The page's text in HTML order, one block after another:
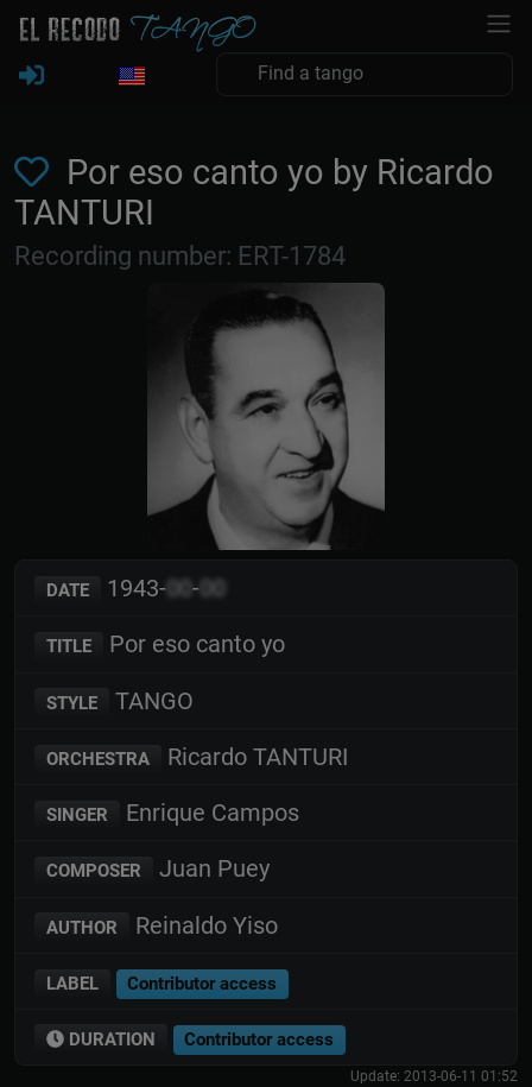
Por eso canto yo by Ricardo
TANTURI
Recording number: ERT-1784
DATE 1943-00 -00
TITLE Por eso canto yo
STYLE TANGO
ORCHESTRA Ricardo TANTURI
SINGER Enrique Campos
COMPOSER Juan Puey
AUTHOR Reinaldo Yiso
LABEL Contributor access
DURATION Contributor access
Update: 2013-06-11 01:52